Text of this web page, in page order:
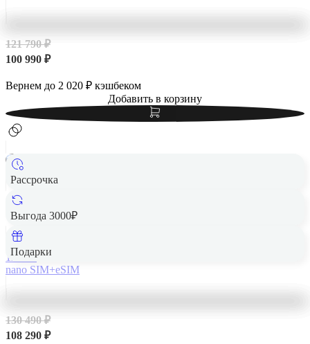
121 790 ₽
100 990 ₽
Вернем до 2 020 ₽ кэшбеком
Добавить в корзину
Рассрочка
Выгода 3000₽
Подарки
Apple iPhone 14 Pro Max 128Gb Silver, серебристый
128 Гб
nano SIM+eSIM
130 490 ₽
108 290 ₽